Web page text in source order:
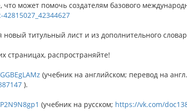
что может помочь создателям базового
титульный лист и из дополнительного
страницах, распространяйте!
(учебник на английском; перевод на
).
(учебник на русском; https://vk.com/